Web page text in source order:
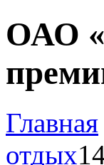
ОАО
Главная
отдых